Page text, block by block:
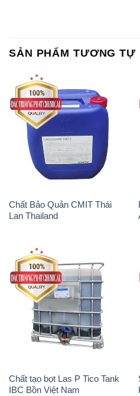
Chất Bảo Quản CMIT Thái
Lan Thailand
Chất tạo bọt Las P Tico Tank
IBC Bồn Việt Nam